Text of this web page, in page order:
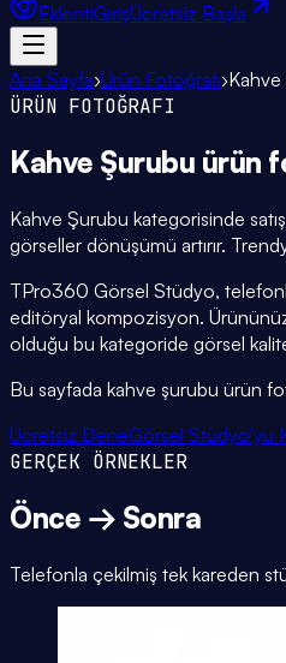
EklentiGirişÜcretsiz Başla
Ana Sayfa›Ürün Fotoğrafı›
ÜRÜN FOTOĞRAFI
Kahve Şurubu ürün
Kahve Şurubu kategorisinde
görseller dönüşümü artırır.
TPro360 Görsel Stüdyo,
editöryal kompozisyon.
olduğu bu kategoride görsel
Bu sayfada kahve şurubu ürün
Ücretsiz DeneGörsel Stüdyo'yu
GERÇEK ÖRNEKLER
Önce → Sonra
Telefonla çekilmiş tek kareden